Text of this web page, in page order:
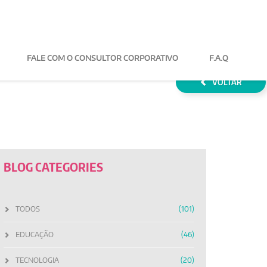
FALE COM O CONSULTOR F.A.Q
VOLTAR
BLOG CATEGORIES
TODOS (101)
EDUCAÇÃO (46)
TECNOLOGIA (20)